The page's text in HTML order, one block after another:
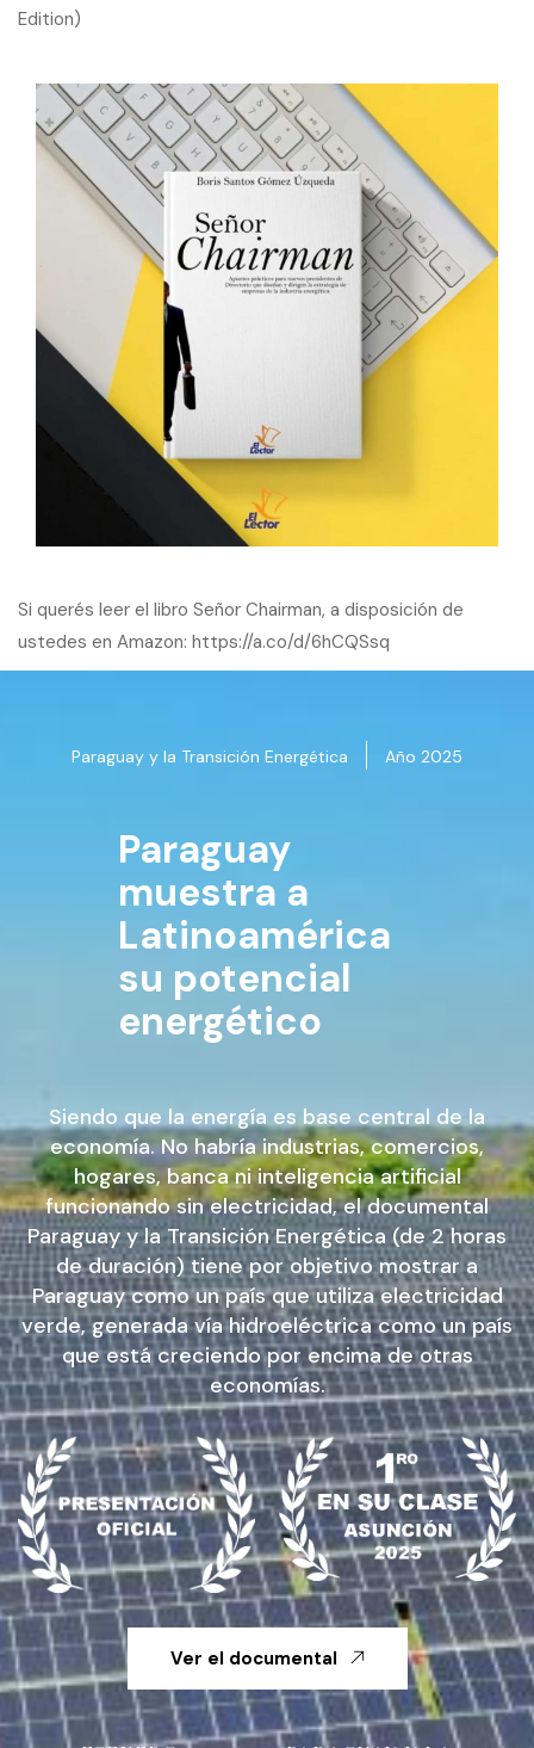
Edition)
Si querés leer el libro Señor Chairman, a disposición de
ustedes en Amazon: https://a.co/d/6hCQSsq
Paraguay y la Transición Energética Año 2025
Paraguay
muestra a
Latinoamérica
su potencial
energético
Siendo que la energía es base central de la
economía. No habría industrias, comercios,
hogares, banca ni inteligencia artificial
funcionando sin electricidad, el documental
Paraguay y la Transición Energética (de 2 horas
de duración) tiene por objetivo mostrar a
Paraguay como un país que utiliza electricidad
verde, generada vía hidroeléctrica como un país
que está creciendo por encima de otras
economías.
Ver el documental